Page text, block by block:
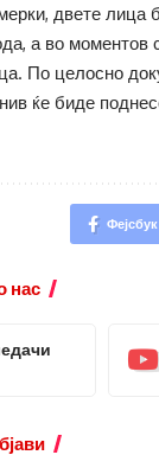
двете лица
а во моментов
По целосно
ќе биде
Фејсбук
нас